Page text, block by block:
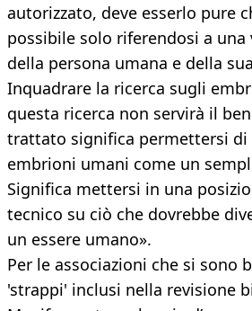
autorizzato, deve esserlo pure
possibile solo riferendosi a una
della persona umana e della
Inquadrare la ricerca sugli
questa ricerca non servirà il
trattato significa permettersi di
embrioni umani come un
Significa mettersi in una
tecnico su ciò che dovrebbe
un essere umano».
Per le associazioni che si sono
'strappi' inclusi nella revisione